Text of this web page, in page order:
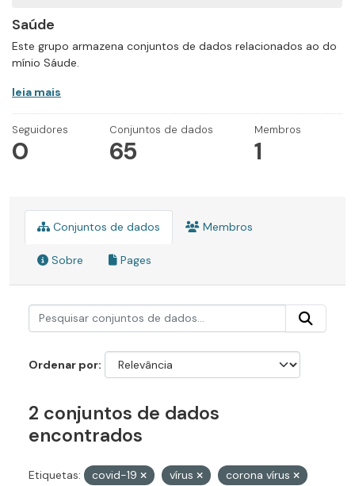
Saúde
Este grupo armazena conjuntos de dados relacionados ao do
mínio Sáude.
leia mais
Seguidores
0
Conjuntos de dados
65
Membros
1
Conjuntos de dados Membros
Sobre Pages
Ordenar por
2 conjuntos de dados
encontrados
Etiquetas: covid-19 vírus
corona vírus